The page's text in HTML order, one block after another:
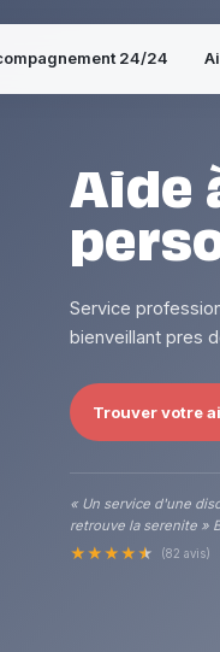
24/24
Aide
Service
bienveillant pres
Trouver votre
« Un service d'une
retrouve la serenite »
★★★★★ (82 avis)